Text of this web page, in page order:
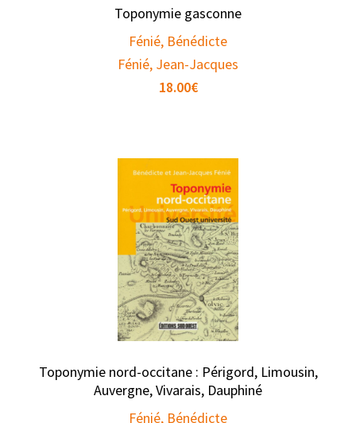
Toponymie gasconne
Fénié, Bénédicte
Fénié, Jean-Jacques
18.00€
Toponymie nord-occitane : Périgord, Limousin,
Auvergne, Vivarais, Dauphiné
Fénié, Bénédicte